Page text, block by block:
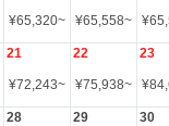
¥65,320~ ¥65,558~ ¥
21
¥72,243~
22
¥75,938~
23
¥
28 29 30